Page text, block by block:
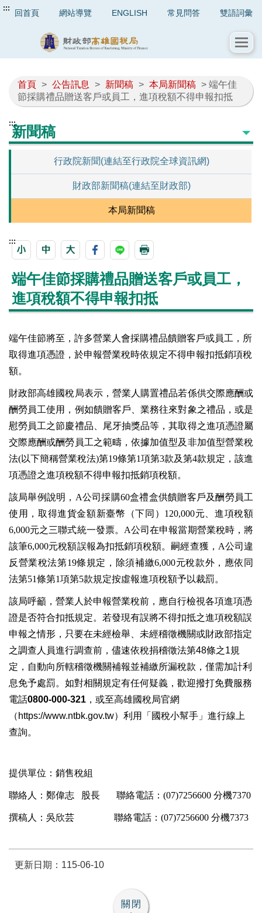
::: 回首頁 網站導覽 ENGLISH 常見問答 雙語詞彙
首頁 > 公告訊息 > 新聞稿 > 本局新聞稿 > 端午佳
節採購禮品贈送客戶或員工，進項稅額不得申報扣抵
:::新聞稿
行政院新聞(連結至行政院全球資訊網)
財政部新聞稿(連結至財政部)
本局新聞稿
:::
端午佳節採購禮品贈送客戶或員工，
進項稅額不得申報扣抵
端午佳節將至，許多營業人會採購禮品饋贈客戶或員工，所
取得進項憑證，於申報營業稅時依規定不得申報扣抵銷項稅
額。
財政部高雄國稅局表示，營業人購置禮品若係供交際應酬或
酬勞員工使用，例如饋贈客戶、業務往來對象之禮品，或是
慰勞員工之節慶禮品、尾牙抽獎品等，其取得之進項憑證屬
交際應酬或酬勞員工之範疇，依據加值型及非加值型營業稅
法(以下簡稱營業稅法)第19條第1項第3款及第4款規定，該進
項憑證之進項稅額不得申報扣抵銷項稅額。
該局舉例說明，A公司採購60盒禮盒供饋贈客戶及酬勞員工
使用，取得進貨金額新臺幣（下同）120,000元、進項稅額
6,000元之三聯式統一發票。A公司在申報當期營業稅時，將
該筆6,000元稅額誤報為扣抵銷項稅額。嗣經查獲，A公司違
反營業稅法第19條規定，除須補繳6,000元稅款外，應依同
法第51條第1項第5款規定按虛報進項稅額予以裁罰。
該局呼籲，營業人於申報營業稅前，應自行檢視各項進項憑
證是否符合扣抵規定。若發現有誤將不得扣抵之進項稅額誤
申報之情形，只要在未經檢舉、未經稽徵機關或財政部指定
之調查人員進行調查前，儘速依稅捐稽徵法第48條之1規
定，自動向所轄稽徵機關補報並補繳所漏稅款，僅需加計利
息免予處罰。如對相關規定有任何疑義，歡迎撥打免費服務
電話0800-000-321 ，或至高雄國稅局官網
（ https://www.ntbk.gov.tw）利用「國稅小幫手」進行線上
查詢。
提供單位：銷售稅組
聯絡人：鄭偉志 股長 聯絡電話：(07)7256600 分機7370
撰稿人：吳欣芸 聯絡電話：(07)7256600 分機7373
更新日期：115-06-10
關閉